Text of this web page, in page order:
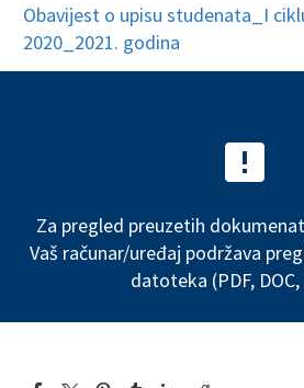
Obavijest o upisu studenata_I
2020_2021. godina


Za pregled preuzetih
Vaš računar/uređaj podržava
datoteka (PDF, DOC,